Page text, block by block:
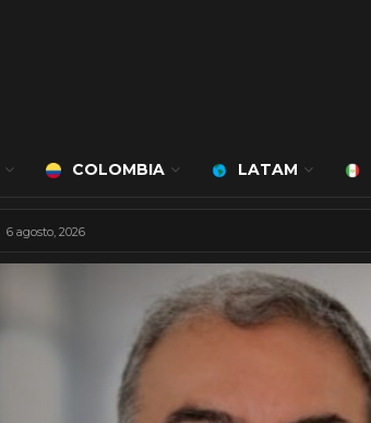
COLOMBIA LATAM
6 agosto, 2026